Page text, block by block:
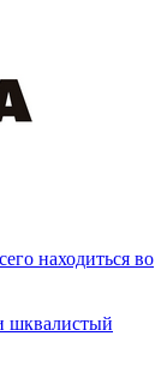
находиться во
шквалистый